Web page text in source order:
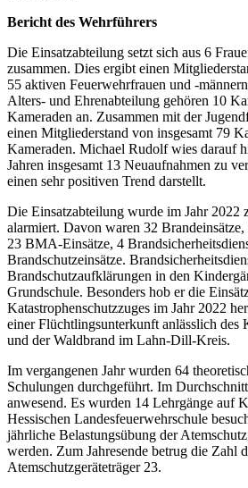
Bericht des Wehrführers
Die Einsatzabteilung setzt sich aus 6
zusammen. Dies ergibt einen
55 aktiven Feuerwehrfrauen und -
Alters- und Ehrenabteilung gehören 10
Kameraden an. Zusammen mit der
einen Mitgliederstand von insgesamt 79
Kameraden. Michael Rudolf wies darauf
Jahren insgesamt 13 Neuaufnahmen zu
einen sehr positiven Trend darstellt.
Die Einsatzabteilung wurde im Jahr 2022
alarmiert. Davon waren 32
23 BMA-Einsätze, 4
Brandschutzeinsätze.
Brandschutzaufklärungen in den
Grundschule. Besonders hob er die
Katastrophenschutzzuges im Jahr 2022
einer Flüchtlingsunterkunft anlässlich des
und der Waldbrand im Lahn-Dill-Kreis.
Im vergangenen Jahr wurden 64
Schulungen durchgeführt. Im
anwesend. Es wurden 14 Lehrgänge auf
Hessischen Landesfeuerwehrschule
jährliche Belastungsübung der
werden. Zum Jahresende betrug die Zahl
Atemschutzgeräteträger 23.